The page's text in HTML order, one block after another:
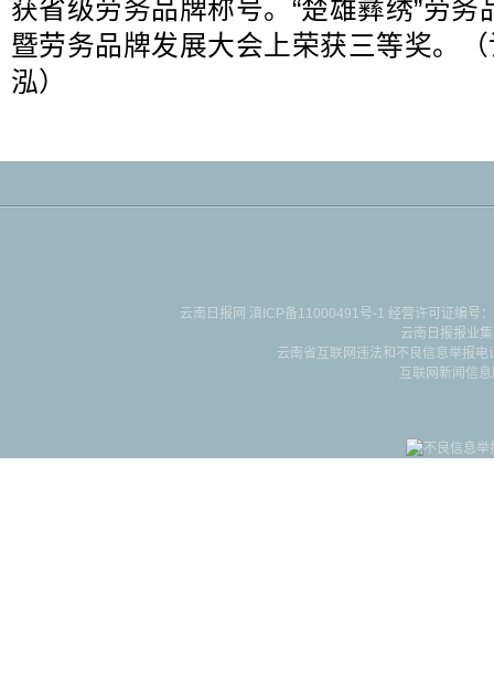
获省级劳务品牌称号。“楚雄彝绣”劳
暨劳务品牌发展大会上荣获三等奖。
泓）
云南日报网 滇ICP备11000491号-1 经营许可证编号
云南日报报业
云南省互联网违法和不良信息举报
互联网新闻信